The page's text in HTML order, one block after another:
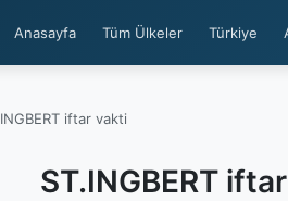
Anasayfa Tüm Ülkeler Türkiye
iftar vakti
ST.INGBERT